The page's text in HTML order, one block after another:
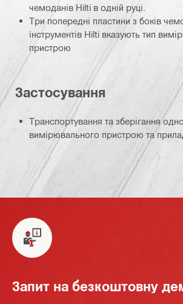
чемоданів Hilti в одній руці.
Три попередні пластини з боків
інструментів Hilti вказують тип
пристрою
Застосування
Транспортування та зберігання
вимірювального пристрою та
Запит на безкоштовну